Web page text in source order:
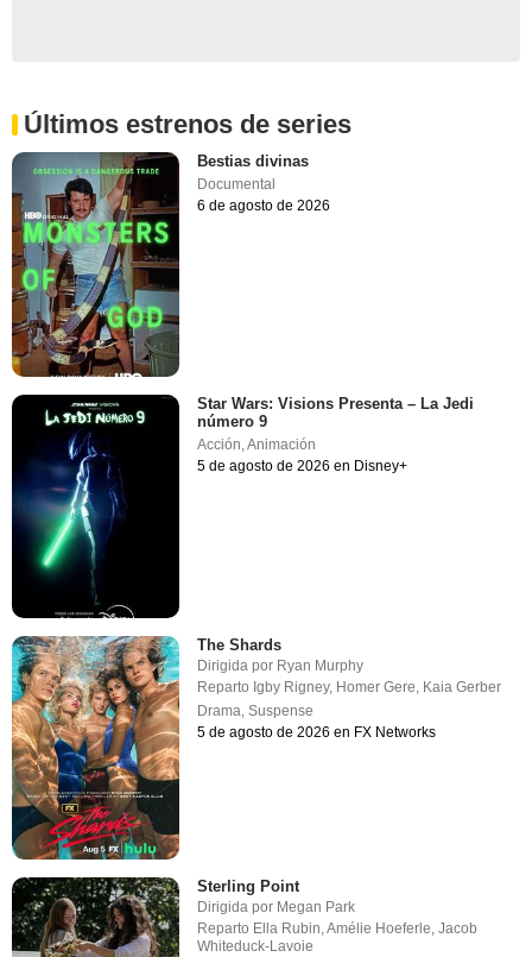
Últimos estrenos de series
Bestias divinas
Documental
6 de agosto de 2026
Star Wars: Visions Presenta – La Jedi
número 9
Acción ,Animación
5 de agosto de 2026 en Disney+
The Shards
Dirigida por Ryan Murphy
Reparto Igby Rigney, Homer Gere, Kaia Gerber
Drama,Suspense
5 de agosto de 2026 en FX Networks
Sterling Point
Dirigida por Megan Park
Reparto Ella Rubin,Amélie Hoeferle,Jacob
Whiteduck-Lavoie